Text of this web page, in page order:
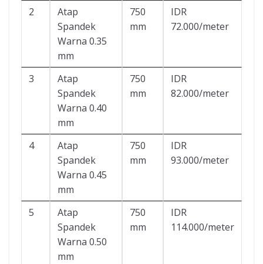
2
Atap
Spandek
Warna 0.35
mm
750
mm
IDR
72.000/meter
3
Atap
Spandek
Warna 0.40
mm
750
mm
IDR
82.000/meter
4
Atap
Spandek
Warna 0.45
mm
750
mm
IDR
93.000/meter
5
Atap
Spandek
Warna 0.50
mm
750
mm
IDR
114.000/meter